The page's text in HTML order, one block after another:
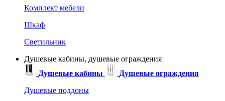
Комплект мебели
Шкаф
Светильник
Душевые кабины, душевые ограждения
Душевые кабины
Душевые ограждения
Душевые поддоны